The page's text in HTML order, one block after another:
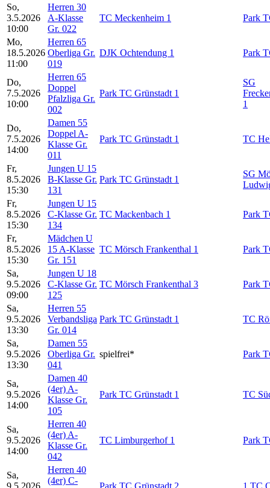
So,
3.5.2026
10:00
Herren 30
A-Klasse
Gr. 022
TC Meckenheim 1 Park
Mo,
18.5.2026
11:00
Herren 65
Oberliga Gr.
019
DJK Ochtendung 1 Park
Do,
7.5.2026
10:00
Herren 65
Doppel
Pfalzliga Gr.
002
Park TC Grünstadt 1
SG
1
Do,
7.5.2026
14:00
Damen 55
Doppel A-
Klasse Gr.
011
Park TC Grünstadt 1 TC
Fr,
8.5.2026
15:30
Jungen U 15
B-Klasse Gr.
131
Park TC Grünstadt 1
SG
Fr,
8.5.2026
15:30
Jungen U 15
C-Klasse Gr.
134
TC Mackenbach 1 Park
Fr,
8.5.2026
15:30
Mädchen U
15 A-Klasse
Gr. 151
TC Mörsch Frankenthal 1 Park
Sa,
9.5.2026
09:00
Jungen U 18
C-Klasse Gr.
125
TC Mörsch Frankenthal 3 Park
Sa,
9.5.2026
13:30
Herren 55
Verbandsliga
Gr. 014
Park TC Grünstadt 1 TC
Sa,
9.5.2026
13:30
Damen 55
Oberliga Gr.
041
spielfrei* Park
Sa,
9.5.2026
14:00
Damen 40
(4er) A-
Klasse Gr.
105
Park TC Grünstadt 1 TC
Sa,
9.5.2026
14:00
Herren 40
(4er) A-
Klasse Gr.
042
TC Limburgerhof 1 Park
Sa,
9.5.2026
Herren 40
(4er) C-
Park TC Grünstadt 2 1.TC